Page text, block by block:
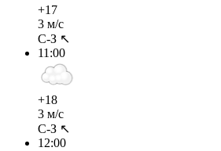
+17
3 м/с
С-З ↖
11:00
+18
3 м/с
С-З ↖
12:00